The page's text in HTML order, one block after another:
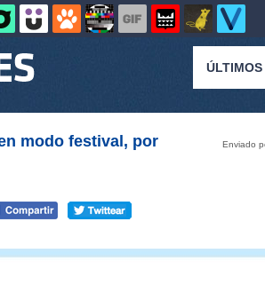
ÚLTIMOS
Enviado
modo festival, por